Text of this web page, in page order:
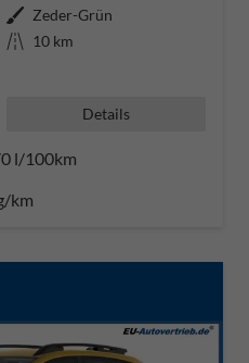
Außenfarbe Zeder-Grün
Kilometerstand 10 km
Details
l/100km
km